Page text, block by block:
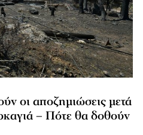
οι αποζημιώσεις μετά
– Πότε θα δοθούν